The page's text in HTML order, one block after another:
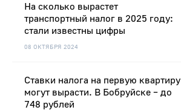
08 ОКТЯБРЯ 2024
На сколько вырастет
транспортный налог в 2025 году:
стали известны цифры
Ставки налога на первую квартиру
могут вырасти. В Бобруйске – до
748 рублей